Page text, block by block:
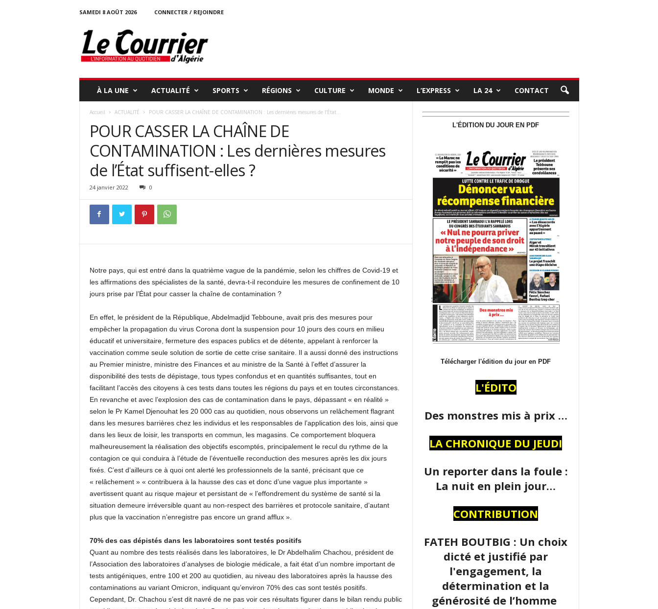
SAMEDI 8 AOÛT 2026
CONNECTER / REJOINDRE
o
u
i
À LA UNE ACTUALITÉ SPORTS RÉGIONS CULTURE MONDE L’EXPRESS LA 24 CONTACT
Accueil ACTUALITÉ POUR CASSER LA CHAÎNE DE CONTAMINATION : Les dernières mesures de l’État...
POUR CASSER LA CHAÎNE DE
CONTAMINATION : Les dernières mesures
de l’État suffisent-elles ?
24 janvier 2022 0
Notre pays, qui est entré dans la quatrième vague de la pandémie, selon les chiffres de Covid-19 et
les affirmations des spécialistes de la santé, devra-t-il reconduire les mesures de confinement de 10
jours prise par l’État pour casser la chaîne de contamination ?
En effet, le président de la République, Abdelmadjid Tebboune, avait pris des mesures pour
empêcher la propagation du virus Corona dont la suspension pour 10 jours des cours en milieu
éducatif et universitaire, fermeture des espaces publics et de détente, appelant à renforcer la
vaccination comme seule solution de sortie de cette crise sanitaire. Il a aussi donné des instructions
au Premier ministre, ministre des Finances et au ministre de la Santé à l’effet d’assurer la
disponibilité des tests de dépistage, tous types confondus et en quantités suffisantes, tout en
facilitant l’accès des citoyens à ces tests dans toutes les régions du pays et en toutes circonstances.
En revanche et avec l’explosion des cas de contamination dans le pays, dépassant « en réalité »
selon le Pr Kamel Djenouhat les 20 000 cas au quotidien, nous observons un relâchement flagrant
dans les mesures barrières chez les individus et les responsables de l’application des lois, ainsi que
dans les lieux de loisir, les transports en commun, les magasins. Ce comportement bloquera
malheureusement la réalisation des objectifs escomptés, principalement le recul du rythme de la
contagion ce qui conduira à l’étude de l’éventuelle reconduction des mesures après les dix jours
fixés. C’est d’ailleurs ce à quoi ont alerté les professionnels de la santé, précisant que ce
« relâchement » « contribuera à la hausse des cas et donc d’une vague plus importante »
avertissent quant au risque majeur et persistant de « l’effondrement du système de santé si la
situation demeure irréversible quant au non-respect des barrières et protocole sanitaire, d’autant
plus que la vaccination n’enregistre pas encore un grand afflux ».
70% des cas dépistés dans les laboratoires sont testés positifs
Quant au nombre des tests réalisés dans les laboratoires, le Dr Abdelhalim Chachou, président de
l’Association des laboratoires d’analyses de biologie médicale, a fait état d’un nombre important de
tests antigéniques, entre 100 et 200 au quotidien, au niveau des laboratoires après la hausse des
contaminations au variant Omicron, indiquant qu’environ 70% des cas sont testés positifs.
Cependant, Dr. Chachou s’est dit navré de ne pas voir ces résultats figurer dans le bilan rendu public
L'ÉDITION DU JOUR EN PDF
Télécharger l'édition du jour en PDF
L'ÉDITO
Des monstres mis à prix …
LA CHRONIQUE DU JEUDI
Un reporter dans la foule :
La nuit en plein jour…
CONTRIBUTION
FATEH BOUTBIG : Un choix
dicté et justifié par
l'engagement, la
détermination et la
générosité de l’homme